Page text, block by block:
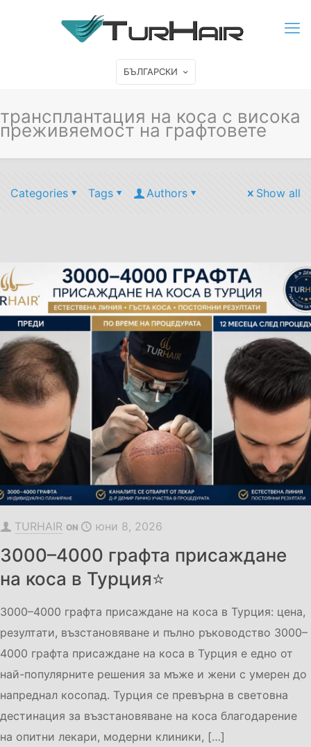
БЪЛГАРСКИ
трансплантация на коса с висока
преживяемост на графтовете
Categories Tags Authors Show all
TURHAIR ON юни 8, 2026
3000–4000 графта присаждане
на коса в Турция⭐
3000–4000 графта присаждане на коса в Турция: цена,
резултати, възстановяване и пълно ръководство 3000–
4000 графта присаждане на коса в Турция е едно от
най-популярните решения за мъже и жени с умерен до
напреднал косопад. Турция се превърна в световна
дестинация за възстановяване на коса благодарение
на опитни лекари, модерни клиники, […]